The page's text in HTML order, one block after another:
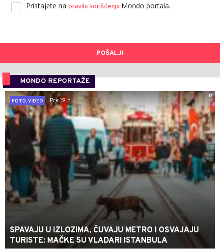
Pristajete na pravila korišćenja Mondo portala.
POŠALJI
MONDO REPORTAŽE
0
FOTO, VIDEO
Pre 19 h
SPAVAJU U IZLOZIMA, ČUVAJU METRO I OSVAJAJU
TURISTE: MAČKE SU VLADARI ISTANBULA